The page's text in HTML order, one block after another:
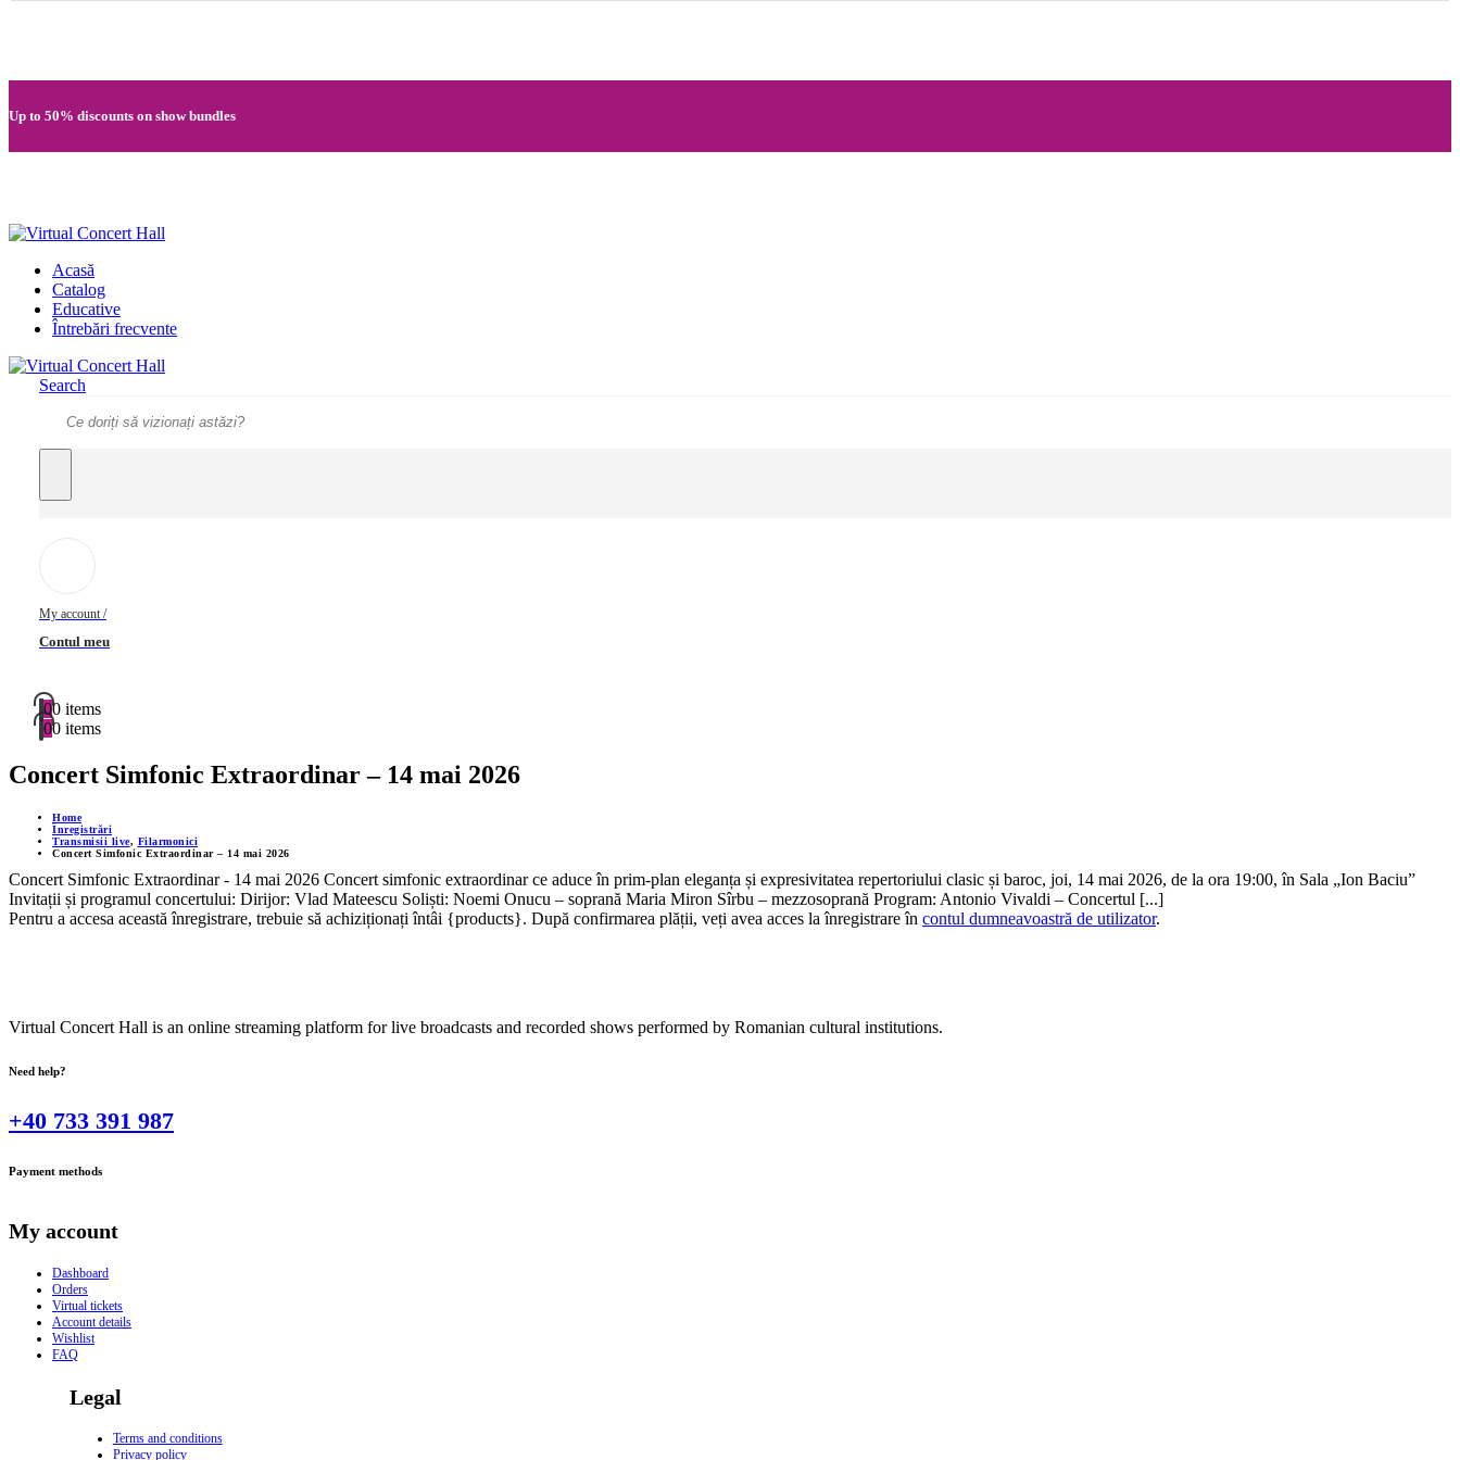
Up to 50% discounts on show bundles
Acasă
Catalog
Educative
Întrebări frecvente
Search
My account /
Contul meu
00 items
00 items
Concert Simfonic Extraordinar – 14 mai 2026
Home
Înregistrări
Transmisii live, Filarmonici
Concert Simfonic Extraordinar – 14 mai 2026
Concert Simfonic Extraordinar - 14 mai 2026 Concert simfonic extraordinar ce aduce în prim-plan eleganța și expresivitatea repertoriului clasic și baroc, joi, 14 mai 2026, de la ora 19:00, în Sala „Ion Baciu”
Invitații și programul concertului: Dirijor: Vlad Mateescu Soliști: Noemi Onucu – soprană Maria Miron Sîrbu – mezzosoprană Program: Antonio Vivaldi – Concertul [...]
Pentru a accesa această înregistrare, trebuie să achiziționați întâi {products}. După confirmarea plății, veți avea acces la înregistrare în contul dumneavoastră de utilizator.
Virtual Concert Hall is an online streaming platform for live broadcasts and recorded shows performed by Romanian cultural institutions.
Need help?
+40 733 391 987
Payment methods
My account
Dashboard
Orders
Virtual tickets
Account details
Wishlist
FAQ
Legal
Terms and conditions
Privacy policy